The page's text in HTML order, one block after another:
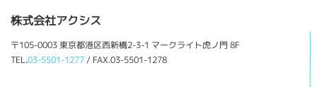
株式会社アクシス
〒105-0003 東京都港区西新橋2-3-1 マークライト虎ノ門 8F
TEL.03-5501-1277/ FAX.03-5501-1278